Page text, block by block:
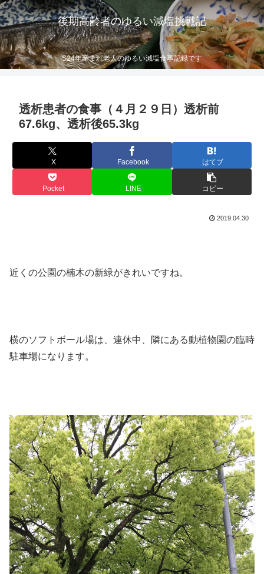
後期高齢者のゆるい減塩挑戦記
S24年産まれ老人のゆるい減塩食事記録です
透析患者の食事（４月２９日）透析前
67.6kg、透析後65.3kg
X Facebook はてブ
Pocket LINE コピー
2019.04.30
近くの公園の楠木の新緑がきれいですね。
横のソフトボール場は、連休中、隣にある動植物園の臨時
駐車場になります。